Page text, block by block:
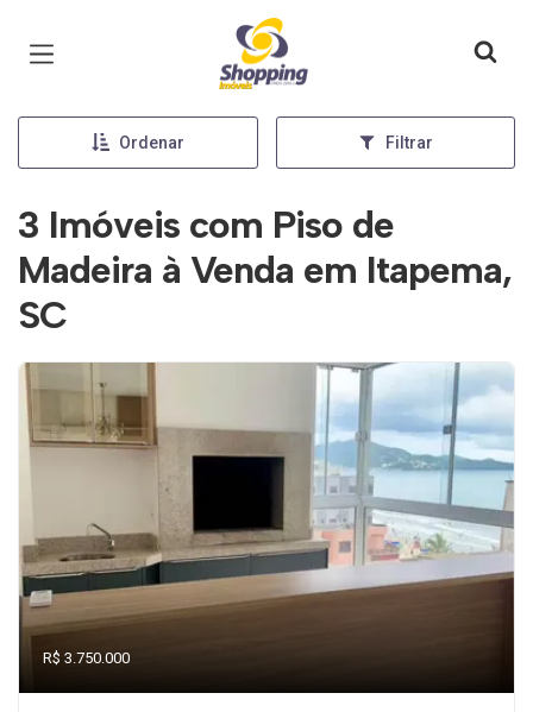
Página inicial
Ordenar Filtrar
3 Imóveis com Piso de
Madeira à Venda em Itapema,
SC
R$ 3.750.000